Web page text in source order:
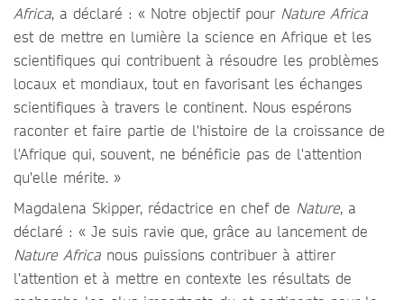
Africa, a déclaré : « Notre objectif pour Nature Africa
est de mettre en lumière la science en Afrique et les
scientifiques qui contribuent à résoudre les problèmes
locaux et mondiaux, tout en favorisant les échanges
scientifiques à travers le continent. Nous espérons
raconter et faire partie de l'histoire de la croissance de
l'Afrique qui, souvent, ne bénéficie pas de l'attention
qu'elle mérite. »
Magdalena Skipper, rédactrice en chef de Nature, a
déclaré : « Je suis ravie que, grâce au lancement de
Nature Africa nous puissions contribuer à attirer
l'attention et à mettre en contexte les résultats de